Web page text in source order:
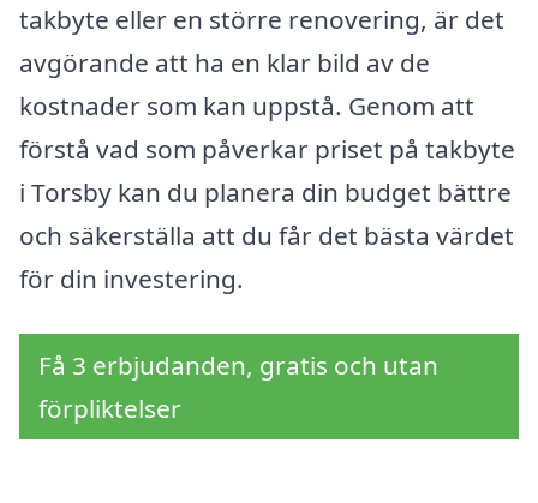
takbyte eller en större renovering, är det
avgörande att ha en klar bild av de
kostnader som kan uppstå. Genom att
förstå vad som påverkar priset på takbyte
i Torsby kan du planera din budget bättre
och säkerställa att du får det bästa värdet
för din investering.
Få 3 erbjudanden, gratis och utan
förpliktelser